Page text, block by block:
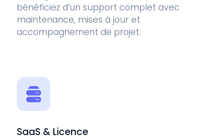
bénéficiez d’un support complet avec
maintenance, mises à jour et
accompagnement de projet.
SaaS & Licence